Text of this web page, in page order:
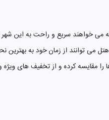
خواهند سریع و راحت به این
توانند از زمان خود به بهترین
مقایسه کرده و از تخفیف های